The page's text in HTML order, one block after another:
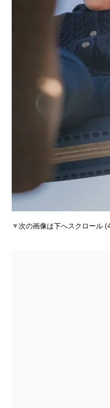
▼次の画像は下へスクロール